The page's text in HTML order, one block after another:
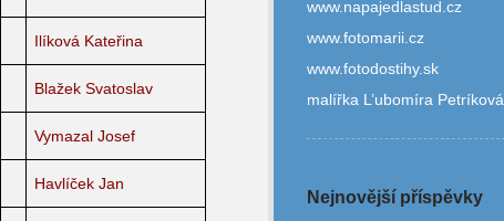
Ilíková Kateřina
Blažek Svatoslav
Vymazal Josef
Havlíček Jan
www.napajedlastud.cz
www.fotomarii.cz
www.fotodostihy.sk
malířka L’ubomíra Petríková
Nejnovější příspěvky